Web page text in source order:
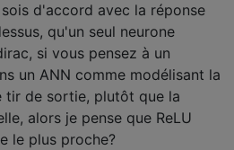
d'accord avec la réponse
qu'un seul neurone
si vous pensez à un
un ANN comme modélisant la
tir de sortie, plutôt que la
alors je pense que ReLU
le plus proche?